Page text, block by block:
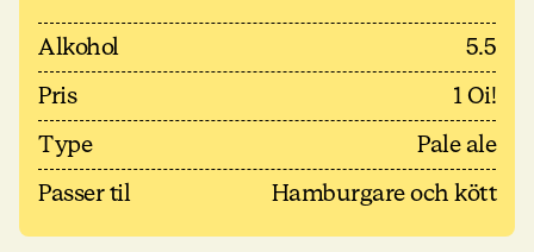
Alkohol
5.5
Pris
1 Oi!
Type
Pale ale
Passer til
Hamburgare och kött